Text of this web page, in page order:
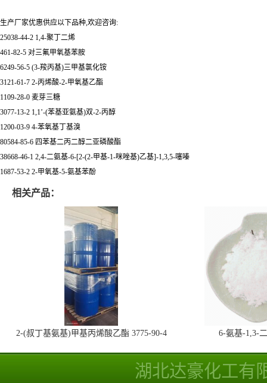
生产厂家优惠供应以下品种,欢迎咨询:
25038-44-2 1,4-聚丁二烯
461-82-5 对三氟甲氧基苯胺
6249-56-5 (3-羧丙基)三甲基氯化铵
3121-61-7 2-丙烯酸-2-甲氧基乙酯
1109-28-0 麦芽三糖
3077-13-2 1,1’-(苯基亚氨基)双-2-丙醇
1200-03-9 4-苯氧基丁基溴
80584-85-6 四苯基二丙二醇二亚磷酸酯
38668-46-1 2,4-二氨基-6-[2-(2-甲基-1-咪唑基)乙基]-1,3,5-噻嗪
1687-53-2 2-甲氧基-5-氨基苯酚
相关产品：
2-(叔丁基氨基)甲基丙烯酸乙酯 3775-90-4 6-氨基-1,3-
湖北达豪化工有